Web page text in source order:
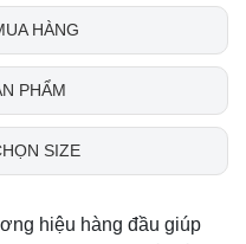
HÀNG
PHẨM
SIZE
hiệu hàng đầu giúp